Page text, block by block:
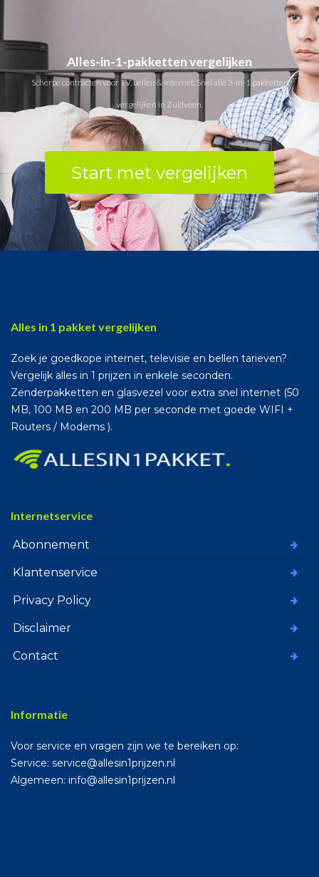
Alles-in-1-pakketten vergelijken
Scherpe contracten voor TV, bellen & internet. Snel alle 3-in-1 pakketten
vergelijken in Zuidveen.
Start met vergelijken
Alles in 1 pakket vergelijken
Zoek je goedkope internet, televisie en bellen tarieven?
Vergelijk alles in 1 prijzen in enkele seconden.
Zenderpakketten en glasvezel voor extra snel internet (50
MB, 100 MB en 200 MB per seconde met goede WIFI +
Routers / Modems ).
Internetservice
Abonnement
Klantenservice
Privacy Policy
Disclaimer
Contact
Informatie
Voor service en vragen zijn we te bereiken op:
Service: service@allesin1prijzen.nl
Algemeen: info@allesin1prijzen.nl